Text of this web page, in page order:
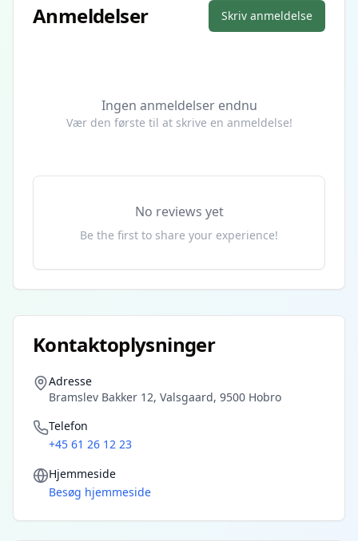
Anmeldelser Skriv anmeldelse
Ingen anmeldelser endnu
Vær den første til at skrive en anmeldelse!
No reviews yet
Be the first to share your experience!
Kontaktoplysninger
Adresse
Bramslev Bakker 12, Valsgaard, 9500 Hobro
Telefon
+45 61 26 12 23
Hjemmeside
Besøg hjemmeside